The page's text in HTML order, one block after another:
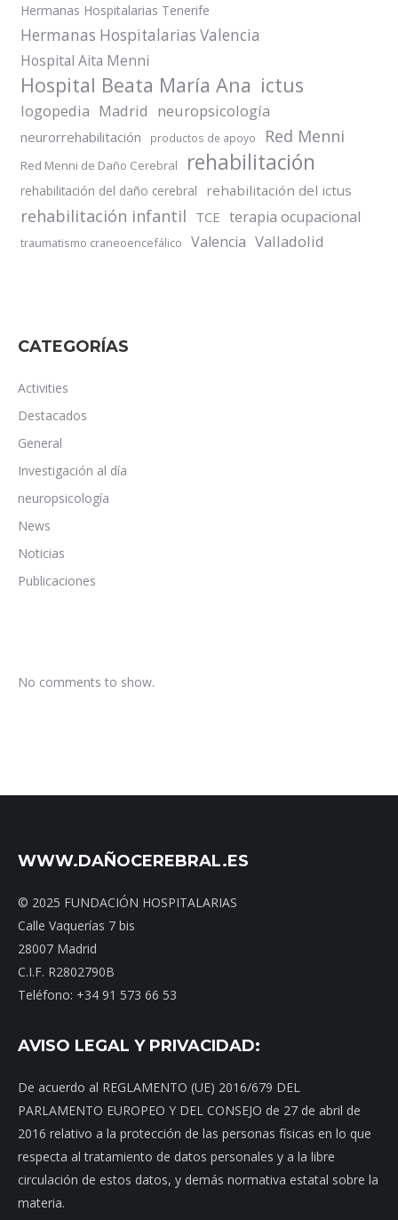
Hermanas Hospitalarias Tenerife
Hermanas Hospitalarias Valencia
Hospital Aita Menni
Hospital Beata María Ana ictus
logopedia Madrid neuropsicología
neurorrehabilitación productos de apoyo Red Menni
Red Menni de Daño Cerebral rehabilitación
rehabilitación del daño cerebral rehabilitación del ictus
rehabilitación infantil TCE terapia ocupacional
traumatismo craneoencefálico Valencia Valladolid
CATEGORÍAS
Activities
Destacados
General
Investigación al día
neuropsicología
News
Noticias
Publicaciones
No comments to show.
WWW.DAÑOCEREBRAL.ES
© 2025 FUNDACIÓN HOSPITALARIAS
Calle Vaquerías 7 bis
28007 Madrid
C.I.F. R2802790B
Teléfono: +34 91 573 66 53
AVISO LEGAL Y PRIVACIDAD:
De acuerdo al REGLAMENTO (UE) 2016/679 DEL
PARLAMENTO EUROPEO Y DEL CONSEJO de 27 de abril de
2016 relativo a la protección de las personas físicas en lo que
respecta al tratamiento de datos personales y a la libre
circulación de estos datos, y demás normativa estatal sobre la
materia.